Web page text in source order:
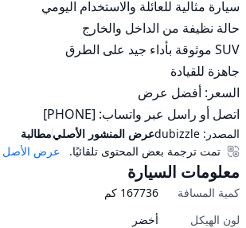
اتصل أو راسل عبر واتساب: [PHONE]
المصدر: dubizzleعرض المنشور الأصليمطالبة
عرض الأصل
تمت ترجمة بعض المحتوى تلقائيًا.
معلومات السيارة
كمية المسافة 167736 كم
لون الهيكل
أخضر